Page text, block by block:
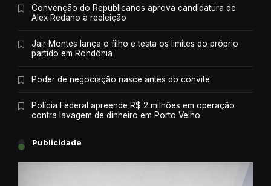
Convenção do Republicanos aprova candidatura de
Alex Redano à reeleição
Jair Montes lança o filho e testa os limites do próprio
partido em Rondônia
Poder de negociação nasce antes do convite
Polícia Federal apreende R$ 2 milhões em operação
contra lavagem de dinheiro em Porto Velho
Publicidade